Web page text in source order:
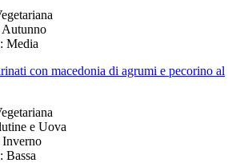
Autunno
Media
con macedonia di agrumi e pecorino al
e Uova
Inverno
Bassa